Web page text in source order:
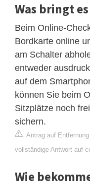
Was bringt
Beim Online-
Bordkarte online
am Schalter
entweder
auf dem
können Sie beim
Sitzplätze noch
sichern.
Antrag auf
vollständige Antwort auf
Wie